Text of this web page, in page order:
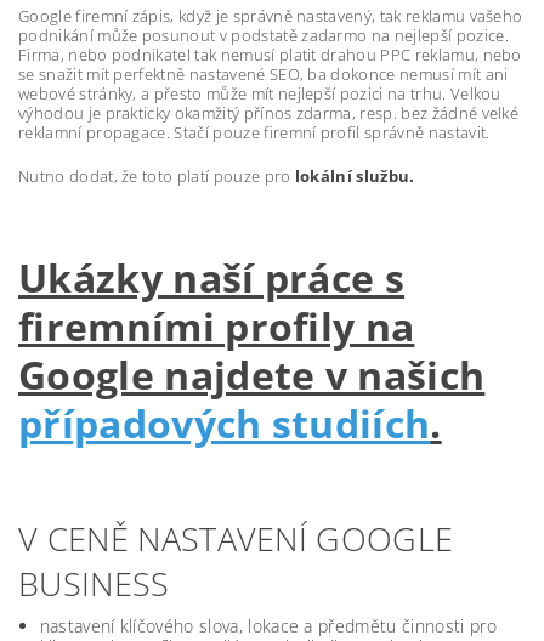
Google firemní zápis, když je správně nastavený, tak reklamu vašeho
podnikání může posunout v podstatě zadarmo na nejlepší pozice.
Firma, nebo podnikatel tak nemusí platit drahou PPC reklamu, nebo
se snažit mít perfektně nastavené SEO, ba dokonce nemusí mít ani
webové stránky, a přesto může mít nejlepší pozici na trhu. Velkou
výhodou je prakticky okamžitý přínos zdarma, resp. bez žádné velké
reklamní propagace. Stačí pouze firemní profil správně nastavit.
Nutno dodat, že toto platí pouze pro lokální službu.
Ukázky naší práce s
firemními profily na
Google najdete v našich
případových studiích.
V CENĚ NASTAVENÍ GOOGLE
BUSINESS
nastavení klíčového slova, lokace a předmětu činnosti pro